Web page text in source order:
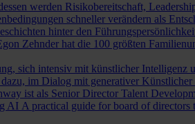
werden Risikobereitschaft,
schneller verändern als
hinter den
Zehnder hat die 100 größten
sich intensiv mit künstlicher Intelligenz
im Dialog mit generativer
ist als Senior Director Talent
AI A practical guide for board of directors